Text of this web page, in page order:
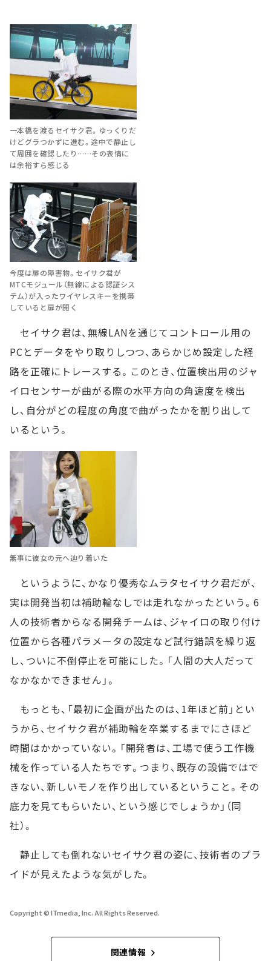
一本橋を渡るセイサク君。ゆっくりだ
けどグラつかずに進む。途中で静止し
て周囲を確認したり……その表情に
は余裕すら感じる
今度は扉の障害物。セイサク君が
MTCモジュール（無線による認証シス
テム）が入ったワイヤレスキーを携帯
していると扉が開く
セイサク君は、無線LANを通じてコントロール用の
PCとデータをやり取りしつつ、あらかじめ設定した経
路を正確にトレースする。このとき、位置検出用のジャ
イロセンサーが曲がる際の水平方向の角速度を検出
し、自分がどの程度の角度で曲がったかを割り出して
いるという。
無事に彼女の元へ辿り着いた
というように、かなり優秀なムラタセイサク君だが、
実は開発当初は補助輪なしでは走れなかったという。6
人の技術者からなる開発チームは、ジャイロの取り付け
位置から各種パラメータの設定など試行錯誤を繰り返
し、ついに不倒停止を可能にした。「人間の大人だって
なかなかできません」。
もっとも、「最初に企画が出たのは、1年ほど前」とい
うから、セイサク君が補助輪を卒業するまでにさほど
時間はかかっていない。「開発者は、工場で使う工作機
械を作っている人たちです。つまり、既存の設備ではで
きない、新しいモノを作り出しているということ。その
底力を見てもらいたい、という感じでしょうか」（同
社）。
静止しても倒れないセイサク君の姿に、技術者のプラ
イドが見えたような気がした。
Copyright © ITmedia, Inc. All Rights Reserved.
関連情報